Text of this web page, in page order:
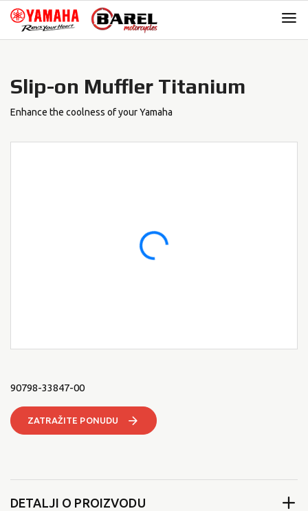
Skip
navigation
Skip
content
Slip-on Muffler Titanium
Enhance the coolness of your Yamaha
90798-33847-00
ZATRAŽITE PONUDU
DETALJI O PROIZVODU